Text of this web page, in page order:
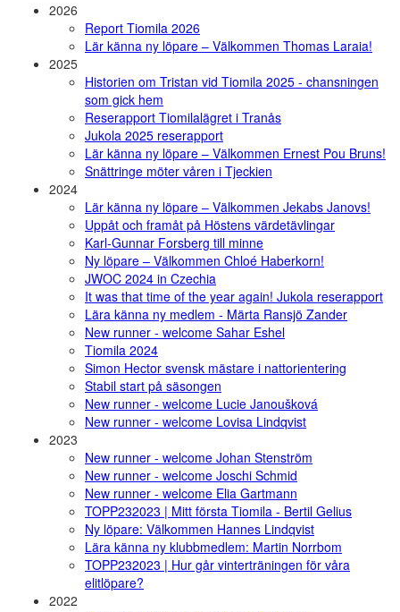
2026
Report Tiomila 2026
Lär känna ny löpare – Välkommen Thomas Laraia!
2025
Historien om Tristan vid Tiomila 2025 - chansningen
som gick hem
Reserapport Tiomilalägret i Tranås
Jukola 2025 reserapport
Lär känna ny löpare – Välkommen Ernest Pou Bruns!
Snättringe möter våren i Tjeckien
2024
Lär känna ny löpare – Välkommen Jekabs Janovs!
Uppåt och framåt på Höstens värdetävlingar
Karl-Gunnar Forsberg till minne
Ny löpare – Välkommen Chloé Haberkorn!
JWOC 2024 in Czechia
It was that time of the year again! Jukola reserapport
Lära känna ny medlem - Märta Ransjö Zander
New runner - welcome Sahar Eshel
Tiomila 2024
Simon Hector svensk mästare i nattorientering
Stabil start på säsongen
New runner - welcome Lucie Janoušková
New runner - welcome Lovisa Lindqvist
2023
New runner - welcome Johan Stenström
New runner - welcome Joschi Schmid
New runner - welcome Elia Gartmann
TOPP232023 | Mitt första Tiomila - Bertil Gelius
Ny löpare: Välkommen Hannes Lindqvist
Lära känna ny klubbmedlem: Martin Norrbom
TOPP232023 | Hur går vinterträningen för våra
elitlöpare?
2022